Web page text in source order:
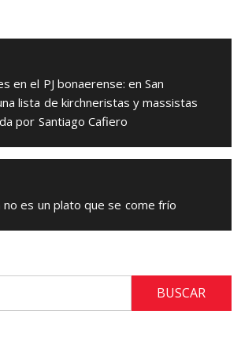
en el PJ bonaerense: en San
lista de kirchneristas y massistas
por Santiago Cafiero
no es un plato que se come frío